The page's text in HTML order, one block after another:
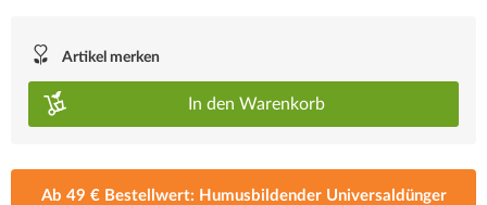
Artikel merken
In den Warenkorb
Ab 49 € Bestellwert: Humusbildender Universaldünger